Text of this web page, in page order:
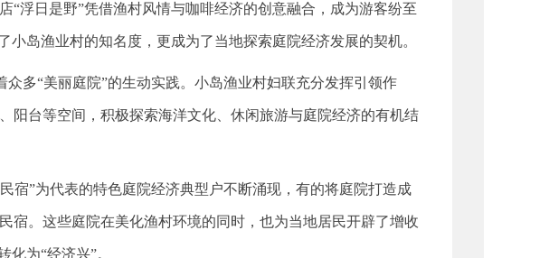
浮日是野”凭借渔村风情与咖啡经济的创意融合，成为游客纷至
小岛渔业村的知名度，更成为了当地探索庭院经济发展的契机。
多“美丽庭院”的生动实践。小岛渔业村妇联充分发挥引领作
阳台等空间，积极探索海洋文化、休闲旅游与庭院经济的有机结
宿”为代表的特色庭院经济典型户不断涌现，有的将庭院打造成
宿。这些庭院在美化渔村环境的同时，也为当地居民开辟了增收
为“经济兴”。